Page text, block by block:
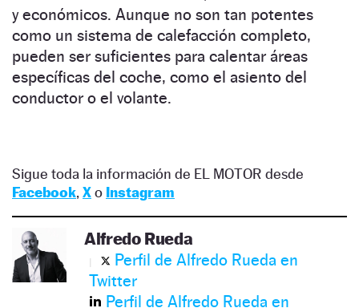
y económicos. Aunque no son tan potentes
como un sistema de calefacción completo,
pueden ser suficientes para calentar áreas
específicas del coche, como el asiento del
conductor o el volante.
Sigue toda la información de EL MOTOR desde
Facebook, Xo Instagram
Alfredo Rueda
Perfil de Alfredo Rueda en
Twitter
Perfil de Alfredo Rueda en